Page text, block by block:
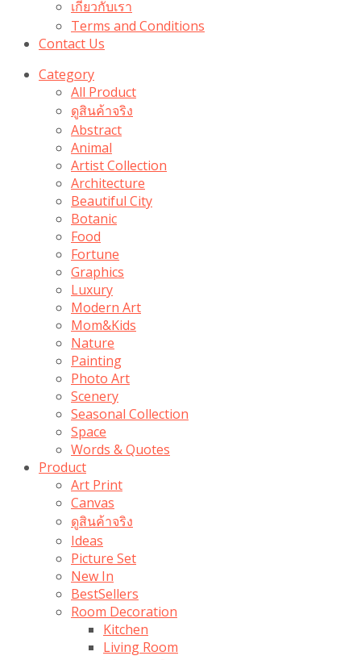
เกี่ยวกับเรา
Terms and Conditions
Contact Us
Category
All Product
ดูสินค้าจริง
Abstract
Animal
Artist Collection
Architecture
Beautiful City
Botanic
Food
Fortune
Graphics
Luxury
Modern Art
Mom&Kids
Nature
Painting
Photo Art
Scenery
Seasonal Collection
Space
Words & Quotes
Product
Art Print
Canvas
ดูสินค้าจริง
Ideas
Picture Set
New In
BestSellers
Room Decoration
Kitchen
Living Room